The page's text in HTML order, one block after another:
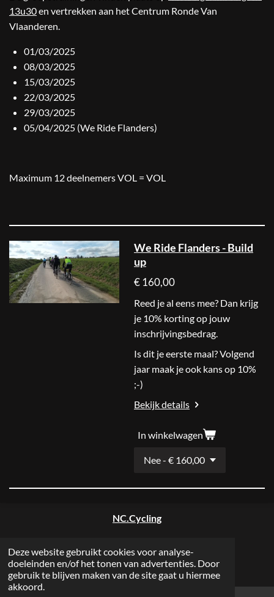
Deze website gebruikt cookies voor analyse-
doeleinden en/of het tonen van advertenties. Door
gebruik te blijven maken van de site gaat u hiermee
akkoord.
13u30en vertrekken aan het Centrum Ronde Van
Vlaanderen.
01/03/2025
08/03/2025
15/03/2025
22/03/2025
29/03/2025
05/04/2025 (We Ride Flanders)
Maximum 12 deelnemers VOL = VOL
We Ride Flanders - Build
up
€ 160,00
Reed je al eens mee? Dan krijg
je 10% korting op jouw
inschrijvingsbedrag.
Is dit je eerste maal? Volgend
jaar maak je ook kans op 10%
;-)
Bekijk details
In winkelwagen
NC.Cycling
+32 (0)474 30 98 66